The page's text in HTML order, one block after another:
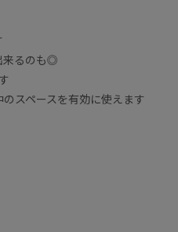
来るのも◎
スペースを有効に使えます